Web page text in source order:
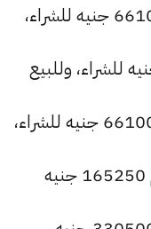
أسعار الذهب عيار 21 وزن 1 جرام 6610 جنيه للشراء،
21 وزن 5 جرام 33050 جنيه للشراء، وللبيع
سعر الذهب عيار 21 وزن 10 جرام 66100 جنيه للشراء،
أسعار الذهب عيار 21 وزن 25 جرام 165250 جنيه